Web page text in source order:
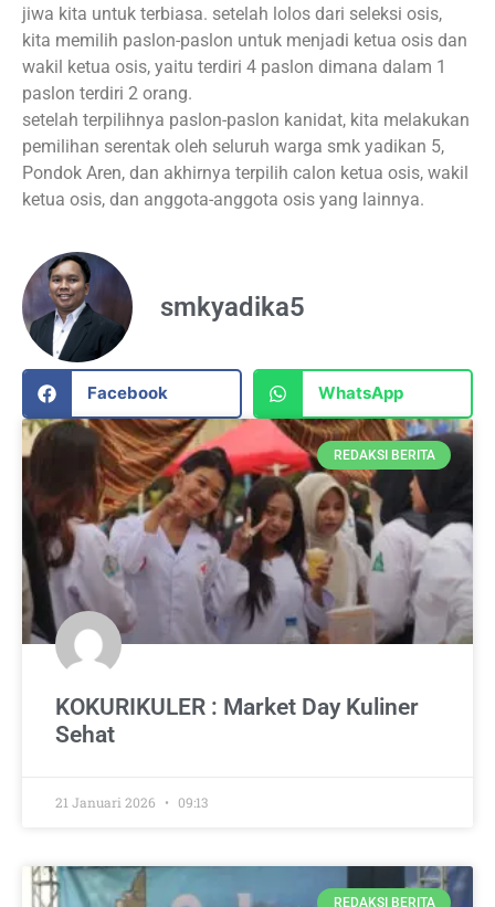
jiwa kita untuk terbiasa. setelah lolos dari seleksi osis,
kita memilih paslon-paslon untuk menjadi ketua osis dan
wakil ketua osis, yaitu terdiri 4 paslon dimana dalam 1
paslon terdiri 2 orang.
setelah terpilihnya paslon-paslon kanidat, kita melakukan
pemilihan serentak oleh seluruh warga smk yadikan 5,
Pondok Aren, dan akhirnya terpilih calon ketua osis, wakil
ketua osis, dan anggota-anggota osis yang lainnya.
smkyadika5
Facebook WhatsApp
REDAKSI BERITA
KOKURIKULER : Market Day Kuliner
Sehat
21 Januari 2026 09:13
REDAKSI BERITA